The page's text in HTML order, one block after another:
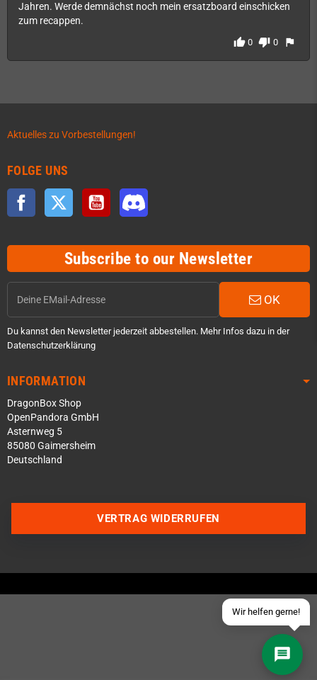
Jahren. Werde demnächst noch mein ersatzboard einschicken
zum recappen.
thumb_up 0 thumb_down 0 flag
Aktuelles zu Vorbestellungen!
FOLGE UNS
Facebook Twitter YouTube
Subscribe to our Newsletter
OK
Du kannst den Newsletter jederzeit abbestellen. Mehr Infos dazu in der
Datenschutzerklärung
INFORMATION
DragonBox Shop
OpenPandora GmbH
Asternweg 5
85080 Gaimersheim
Deutschland
Wir helfen gerne!
Schick uns eine eMail
VERTRAG WIDERRUFEN